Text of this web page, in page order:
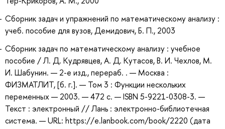
Сборник задач и упражнений по математическому анализу :
учеб. пособие для вузов, Демидович, Б. П., 2003
Сборник задач по математическому анализу : учебное
пособие / Л. Д. Кудрявцев, А. Д. Кутасов, В. И. Чехлов, М.
И. Шабунин. — 2-е изд., перераб. . — Москва :
ФИЗМАТЛИТ, [б. г.]. — Том 3 : Функции нескольких
переменных — 2003. — 472 с. — ISBN 5-9221-0308-3. —
Текст : электронный // Лань : электронно-библиотечная
система. — URL: https://e.lanbook.com/book/2220 (дата